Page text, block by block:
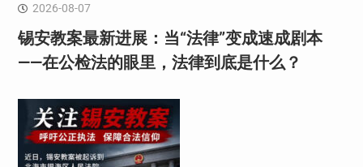
2026-08-07
锡安教案最新进展：当“法律”变成速成剧本
——在公检法的眼里，法律到底是什么？